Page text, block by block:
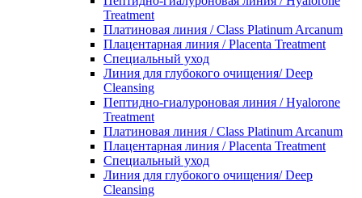
Treatment
Платиновая линия / Class Platinum Arcanum
Плацентарная линия / Placenta Treatment
Специальный уход
Линия для глубокого очищения/ Deep
Cleansing
Пептидно-гиалуроновая линия / Hyalorone
Treatment
Платиновая линия / Class Platinum Arcanum
Плацентарная линия / Placenta Treatment
Специальный уход
Линия для глубокого очищения/ Deep
Cleansing